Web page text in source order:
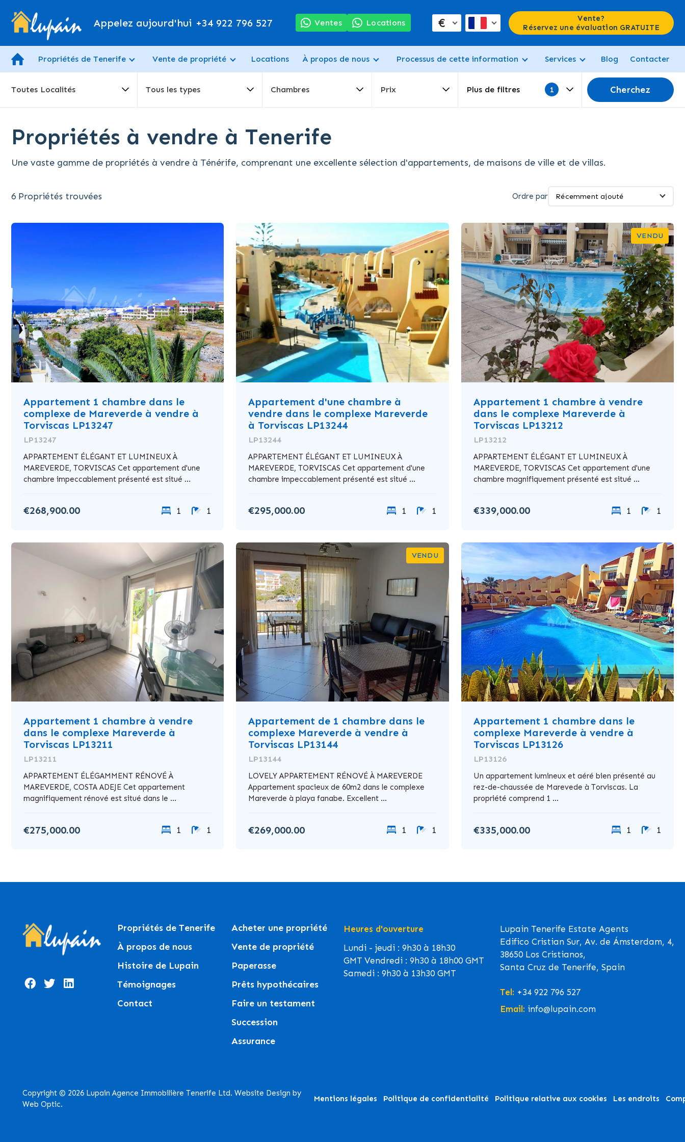
Appelez aujourd'hui +34 922 796 527 Ventes Locations €
Vente?
Réservez une évaluation GRATUITE
Propriétés de Tenerife Vente de propriété Locations À propos de nous Processus de cette information Services Blog Contacter
Toutes Localités Tous les types Chambres Prix Plus de filtres Cherchez
Propriétés à vendre à Tenerife
Une vaste gamme de propriétés à vendre à Ténérife, comprenant une excellente sélection d'appartements, de maisons de ville et de villas.
6 Propriétés trouvées Ordre par
Appartement 1 chambre dans le
complexe de Mareverde à vendre à
Torviscas LP13247
LP13247
APPARTEMENT ÉLÉGANT ET LUMINEUX À
MAREVERDE, TORVISCAS Cet appartement d'une
chambre impeccablement présenté est situé ...
€268,900.00 1 1
Appartement d'une chambre à
vendre dans le complexe Mareverde
à Torviscas LP13244
LP13244
APPARTEMENT ÉLÉGANT ET LUMINEUX À
MAREVERDE, TORVISCAS Cet appartement d'une
chambre impeccablement présenté est situé ...
€295,000.00 1 1
VENDU
Appartement 1 chambre à vendre
dans le complexe Mareverde à
Torviscas LP13212
LP13212
APPARTEMENT ÉLÉGANT ET LUMINEUX À
MAREVERDE, TORVISCAS Cet appartement d'une
chambre magnifiquement présenté est situé ...
€339,000.00 1 1
Appartement 1 chambre à vendre
dans le complexe Mareverde à
Torviscas LP13211
LP13211
APPARTEMENT ÉLÉGAMMENT RÉNOVÉ À
MAREVERDE, COSTA ADEJE Cet appartement
magnifiquement rénové est situé dans le ...
€275,000.00 1 1
VENDU
Appartement de 1 chambre dans le
complexe Mareverde à vendre à
Torviscas LP13144
LP13144
LOVELY APPARTEMENT RÉNOVÉ À MAREVERDE
Appartement spacieux de 60m2 dans le complexe
Mareverde à playa fanabe. Excellent ...
€269,000.00 1 1
Appartement 1 chambre dans le
complexe Mareverde à vendre à
Torviscas LP13126
LP13126
Un appartement lumineux et aéré bien présenté au
rez-de-chaussée de Marevede à Torviscas. La
propriété comprend 1 ...
€335,000.00 1 1
Propriétés de Tenerife
À propos de nous
Histoire de Lupain
Témoignages
Contact
Acheter une propriété
Vente de propriété
Paperasse
Prêts hypothécaires
Faire un testament
Succession
Assurance
Heures d'ouverture
Lundi - jeudi : 9h30 à 18h30
GMT Vendredi : 9h30 à 18h00 GMT
Samedi : 9h30 à 13h30 GMT
Lupain Tenerife Estate Agents
Edifico Cristian Sur, Av. de Ámsterdam, 4,
38650 Los Cristianos,
Santa Cruz de Tenerife, Spain
Tel: +34 922 796 527
Email: info@lupain.com
Copyright © 2026 Lupain Agence Immobilière Tenerife Ltd. Website Design by
Web Optic.
Mentions légales Politique de confidentialité Politique relative aux cookies Les endroits